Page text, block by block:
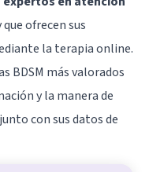
que ofrecen sus
la terapia online.
BDSM más valorados
y la manera de
con sus datos de